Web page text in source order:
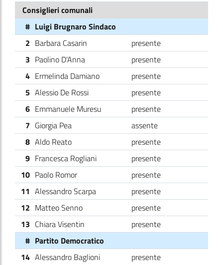
Consiglieri comunali
# Luigi Brugnaro Sindaco
2 Barbara Casarin
presente
3 Paolino D'Anna
presente
4 Ermelinda Damiano
presente
5 Alessio De Rossi
presente
6 Emmanuele Muresu
presente
7 Giorgia Pea
assente
8 Aldo Reato
presente
9 Francesca Rogliani
presente
10 Paolo Romor
presente
11 Alessandro Scarpa
presente
12 Matteo Senno
presente
13 Chiara Visentin
presente
# Partito Democratico
14 Alessandro Baglioni
presente